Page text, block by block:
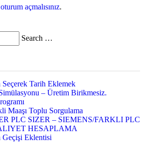
oturum açmalısınız.
Search …
Tarih Eklemek
– Üretim Birikmesiz.
Maaşı Toplu Sorgulama
PLC SIZER – SIEMENS/FARKLI PLC
HESAPLAMA
Geçişi Eklentisi